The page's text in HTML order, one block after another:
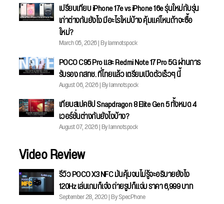
เปรียบเทียบ iPhone 17e vs iPhone 16e รุ่นใหม่กับรุ่น
เก่าต่างกันยังไง มีอะไรใหม่บ้าง คุ้มแค่ไหนถ้าจะซื้อ
ใหม่?
March 05, 2026 | By Iamnotspock
POCO C95 Pro และ Redmi Note 17 Pro 5G ผ่านการ
รับรอง กสทช. ที่ไทยแล้ว เตรียมเปิดตัวเร็วๆ นี้
August 06, 2026 | By Iamnotspock
เทียบสเปคชิป Snapdragon 8 Elite Gen 5 ทั้งหมด 4
เวอร์ชั่นต่างกันยังไงบ้าง?
August 07, 2026 | By Iamnotspock
Video Review
รีวิว POCO X3 NFC มันคุ้มจนไม่รู้จะอธิบายยังไง
120Hz เล่นเกมก็เจ๋ง ถ่ายรูปก็แจ่ม ราคา 6,999 บาท
September 28, 2020 | By SpecPhone